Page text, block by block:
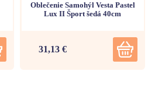
Oblečenie Samohýl Vesta Pastel
Lux II Šport šedá 40cm
31,13 €